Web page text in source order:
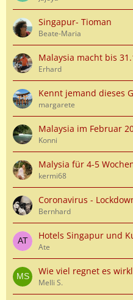
Singapur- Tioman
Beate-Maria
Malaysia macht bis
Erhard
Kennt jemand dieses
margarete
Malaysia im Februar
Konni
Malysia für 4-5
kermi68
Coronavirus -
Bernhard
Hotels Singapur und
Ate
Wie viel regnet es
Melli S.